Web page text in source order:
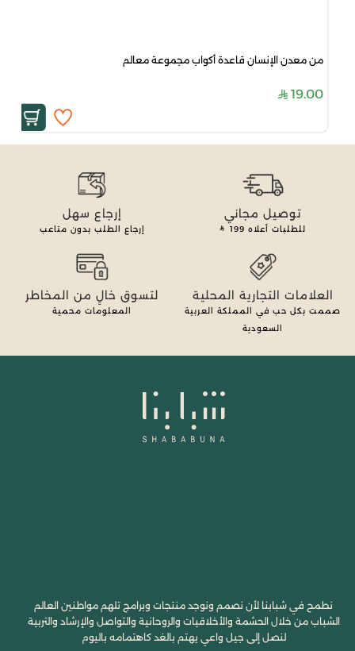
من معدن الإنسان قاعدة أكواب مجموعة معالم
19.00
توصيل مجاني
للطلبات أعلاه 199
إرجاع سهل
إرجاع الطلب بدون متاعب
العلامات التجارية المحلية
صممت بكل حب في المملكة العربية
السعودية
لتسوق خالٍ من المخاطر
المعلومات محمية
نطمح في شبابنا لأن نصمم ونوجد منتجات وبرامج تلهم مواطنين العالم
الشباب من خلال الحشمة والأخلاقيات والروحانية والتواصل والإرشاد والتربية
لنصل إلى جيل واعي يهتم بالغد كاهتمامه باليوم